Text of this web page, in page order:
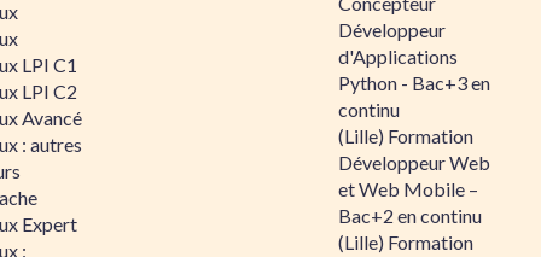
LPI C1
LPI C2
Avancé
: autres
Expert
:
Développeur
d'Applications
Python - Bac+3 en
continu
(Lille) Formation
Développeur Web
et Web Mobile –
Bac+2 en continu
(Lille) Formation